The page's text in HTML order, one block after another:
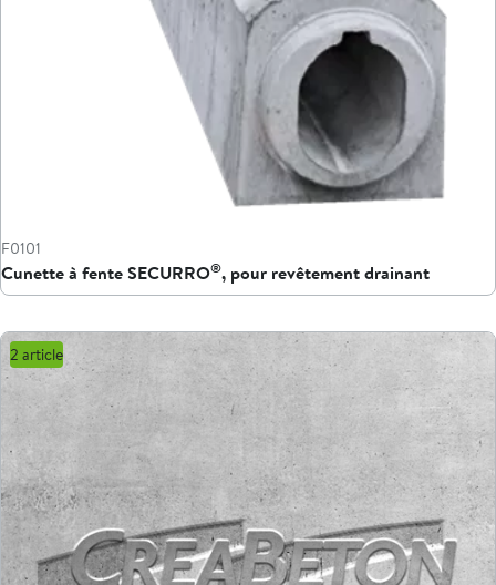
F0101
Cunette à fente SECURRO®, pour revêtement drainant
2 article